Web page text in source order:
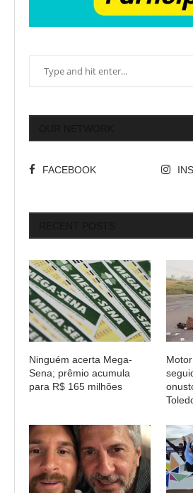
FACEBOOK
Ninguém acerta Mega-
Sena; prêmio acumula
para R$ 165 milhões